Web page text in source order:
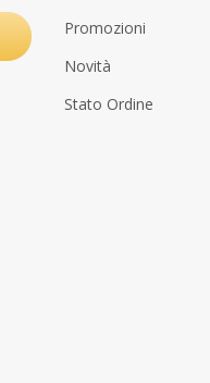
Promozioni
Novità
Stato Ordine